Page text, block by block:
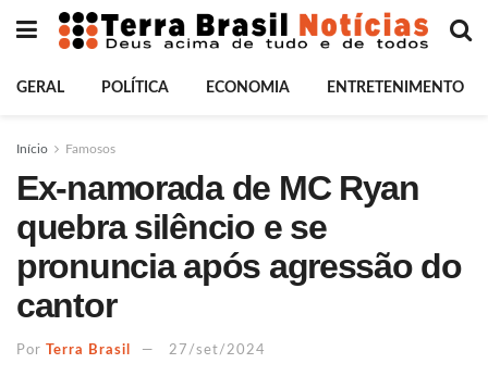
GERAL POLÍTICA ECONOMIA ENTRETENIMENTO
Início Famosos
Ex-namorada de MC Ryan
quebra silêncio e se
pronuncia após agressão do
cantor
Por Terra Brasil 27/set/2024